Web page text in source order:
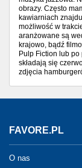
obrazy. Często
kawiarniach
możliwość w
aranżowane są
krajowo, bądź
Pulp Fiction lub
składają się
zdjęcia
FAVORE.PL
O nas